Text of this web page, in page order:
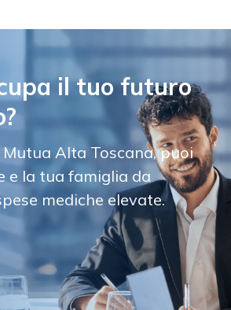
il tuo futuro
Alta Toscana, puoi
e la tua famiglia da
mediche elevate.